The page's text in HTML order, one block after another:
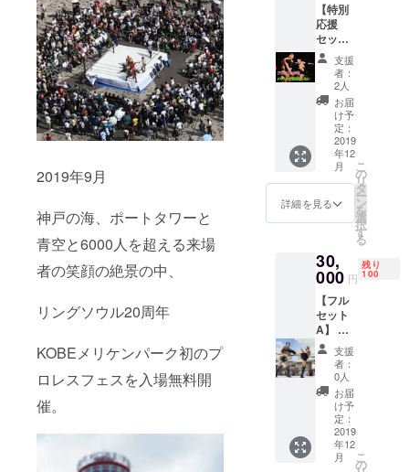
2019年9月
神戸の海、ポートタワーと
青空と6000人を超える来場
者の笑顔の絶景の中、
リングソウル20周年
KOBEメリケンパーク初のプ
ロレスフェスを入場無料開
催。
​【特別
応援
セッ
ト】
10000
のメー
シャツ
※Ｍ・Ｌ
からサ
イズを
お選び
下さい
の試合
新しい
プロレ
スラー
『藤永
幸司』
を初披
ケット
（12/13
日神戸
カス野
郎プロ
レス 2F
スタン
支援
者：
2人
お届
け予
定：
2019
年12
月
詳細を見る
こ
の
リ
タ
ー
ン
を
選
択
す
る
30,
000 円
残り
100
【フル
セット
A】 お
礼の
メール ​
トレー
ディン
グカー
ン色紙​​​
遠征
後、初
支援
者：
0人
お届
け予
定：
2019
年12
月
こ
の